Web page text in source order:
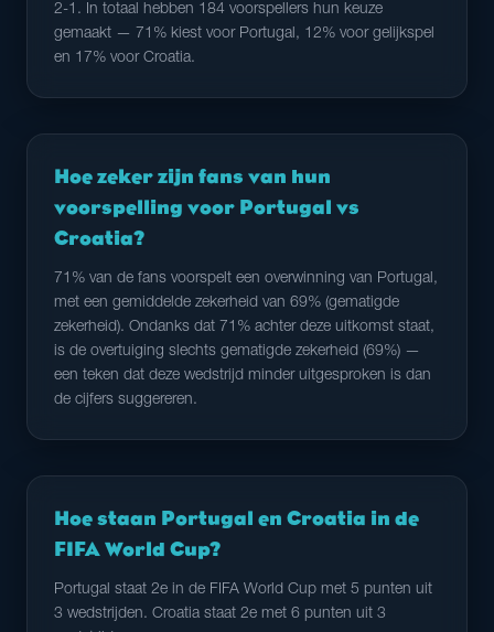
2-1. In totaal hebben 184 voorspellers hun keuze
gemaakt — 71% kiest voor Portugal, 12% voor gelijkspel
en 17% voor Croatia.
Hoe zeker zijn fans van hun
voorspelling voor Portugal vs
Croatia?
71% van de fans voorspelt een overwinning van Portugal,
met een gemiddelde zekerheid van 69% (gematigde
zekerheid). Ondanks dat 71% achter deze uitkomst staat,
is de overtuiging slechts gematigde zekerheid (69%) —
een teken dat deze wedstrijd minder uitgesproken is dan
de cijfers suggereren.
Hoe staan Portugal en Croatia in de
FIFA World Cup?
Portugal staat 2e in de FIFA World Cup met 5 punten uit
3 wedstrijden. Croatia staat 2e met 6 punten uit 3